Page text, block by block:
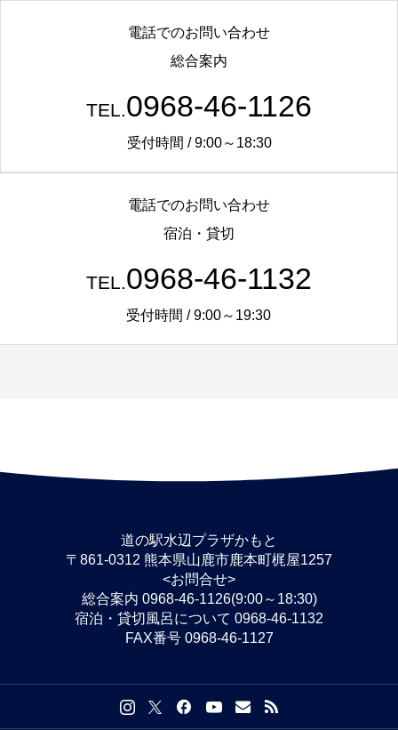
電話でのお問い合わせ
総合案内
TEL.0968-46-1126
受付時間 / 9:00～18:30
電話でのお問い合わせ
宿泊・貸切
TEL.0968-46-1132
受付時間 / 9:00～19:30
道の駅水辺プラザかもと
〒861-0312 熊本県山鹿市鹿本町梶屋1257
<お問合せ>
総合案内 0968-46-1126(9:00～18:30)
宿泊・貸切風呂について 0968-46-1132
FAX番号 0968-46-1127